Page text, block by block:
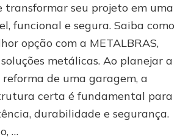
uma
solução
durável
e
eficiente
para
projeto
transformar seu projeto em uma
funcional e segura. Saiba como
opção com a METALBRAS,
metálicas. Ao planejar a
de uma garagem, a
certa é fundamental para
durabilidade e segurança.
…